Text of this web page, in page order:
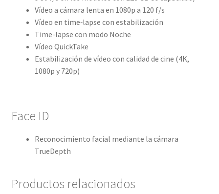
Vídeo a cámara lenta en 1080p a 120 f/s
Vídeo en time‑lapse con estabilización
Time-lapse con modo Noche
Vídeo QuickTake
Estabilización de vídeo con calidad de cine (4K,
1080p y 720p)
Face ID
Reconoci­miento facial mediante la cámara
TrueDepth
Productos relacionados